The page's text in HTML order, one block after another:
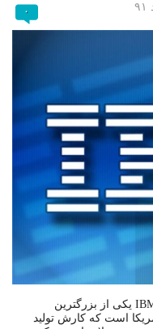
۰
شرکت بین المللی ماشین‌های تجاری یا IBM یکی از بزرگترین
است که کارش تولید